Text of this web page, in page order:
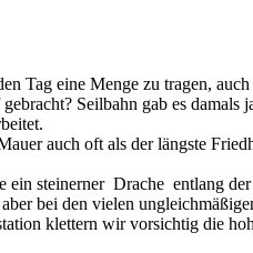
Tag eine Menge zu tragen,
Seilbahn gab es
auch oft als der längste
steinerner Drache entlang
bei den vielen
klettern wir vorsichtig die